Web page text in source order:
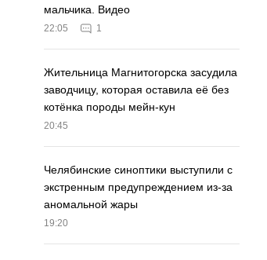
мальчика. Видео
22:05 1
Жительница Магнитогорска засудила
заводчицу, которая оставила её без
котёнка породы мейн-кун
20:45
Челябинские синоптики выступили с
экстренным предупреждением из-за
аномальной жары
19:20